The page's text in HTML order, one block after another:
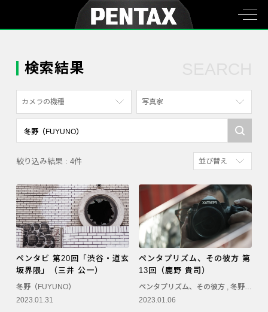
検索結果
カメラの機種
すべて
PENTAX K-70
PENTAX KF
PENTAX K-1
PENTAX K-3 Mark III Monochrome
PENTAX 17
PENTAX Qシリーズ
PENTAX K-1 Mark II
写真家
すべて
写真家
並び替え
新着順
参考にした人の多
アクセスが多い順
絞り込み結果 : 4件
ペンタビ 第20回「渋谷・道玄
坂界隈」（三井 公一）
冬野（FUYUNO）
2023.01.31
ペンタプリズム、その彼方 第
13回（鹿野 貴司）
ペンタプリズム、その彼方 , 冬野（FUYUNO）
2023.01.06